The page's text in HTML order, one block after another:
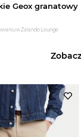
Geox granatowy
w Zalando Lounge